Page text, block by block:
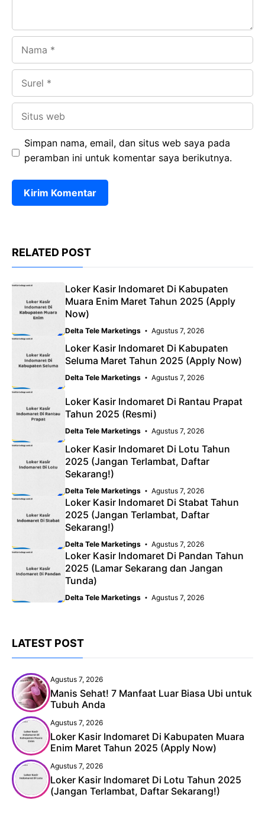
Simpan nama, email, dan situs web saya pada
peramban ini untuk komentar saya berikutnya.
RELATED POST
Loker Kasir Indomaret Di Kabupaten
Muara Enim Maret Tahun 2025 (Apply
Now)
Delta Tele Marketings Agustus 7, 2026
Loker Kasir Indomaret Di Kabupaten
Seluma Maret Tahun 2025 (Apply Now)
Delta Tele Marketings Agustus 7, 2026
Loker Kasir Indomaret Di Rantau Prapat
Tahun 2025 (Resmi)
Delta Tele Marketings Agustus 7, 2026
Loker Kasir Indomaret Di Lotu Tahun
2025 (Jangan Terlambat, Daftar
Sekarang!)
Delta Tele Marketings Agustus 7, 2026
Loker Kasir Indomaret Di Stabat Tahun
2025 (Jangan Terlambat, Daftar
Sekarang!)
Delta Tele Marketings Agustus 7, 2026
Loker Kasir Indomaret Di Pandan Tahun
2025 (Lamar Sekarang dan Jangan
Tunda)
Delta Tele Marketings Agustus 7, 2026
LATEST POST
Agustus 7, 2026
Manis Sehat! 7 Manfaat Luar Biasa Ubi untuk
Tubuh Anda
Agustus 7, 2026
Loker Kasir Indomaret Di Kabupaten Muara
Enim Maret Tahun 2025 (Apply Now)
Agustus 7, 2026
Loker Kasir Indomaret Di Lotu Tahun 2025
(Jangan Terlambat, Daftar Sekarang!)